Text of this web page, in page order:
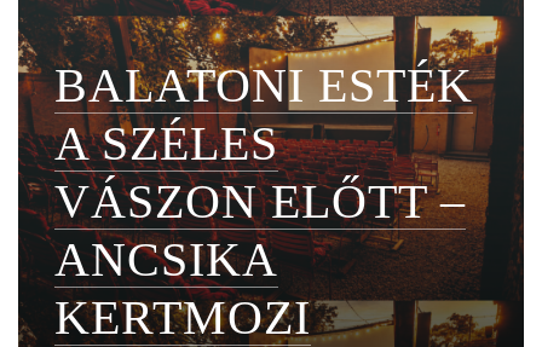
BALATONI ESTÉK
A SZÉLES
VÁSZON ELŐTT –
ANCSIKA
KERTMOZI